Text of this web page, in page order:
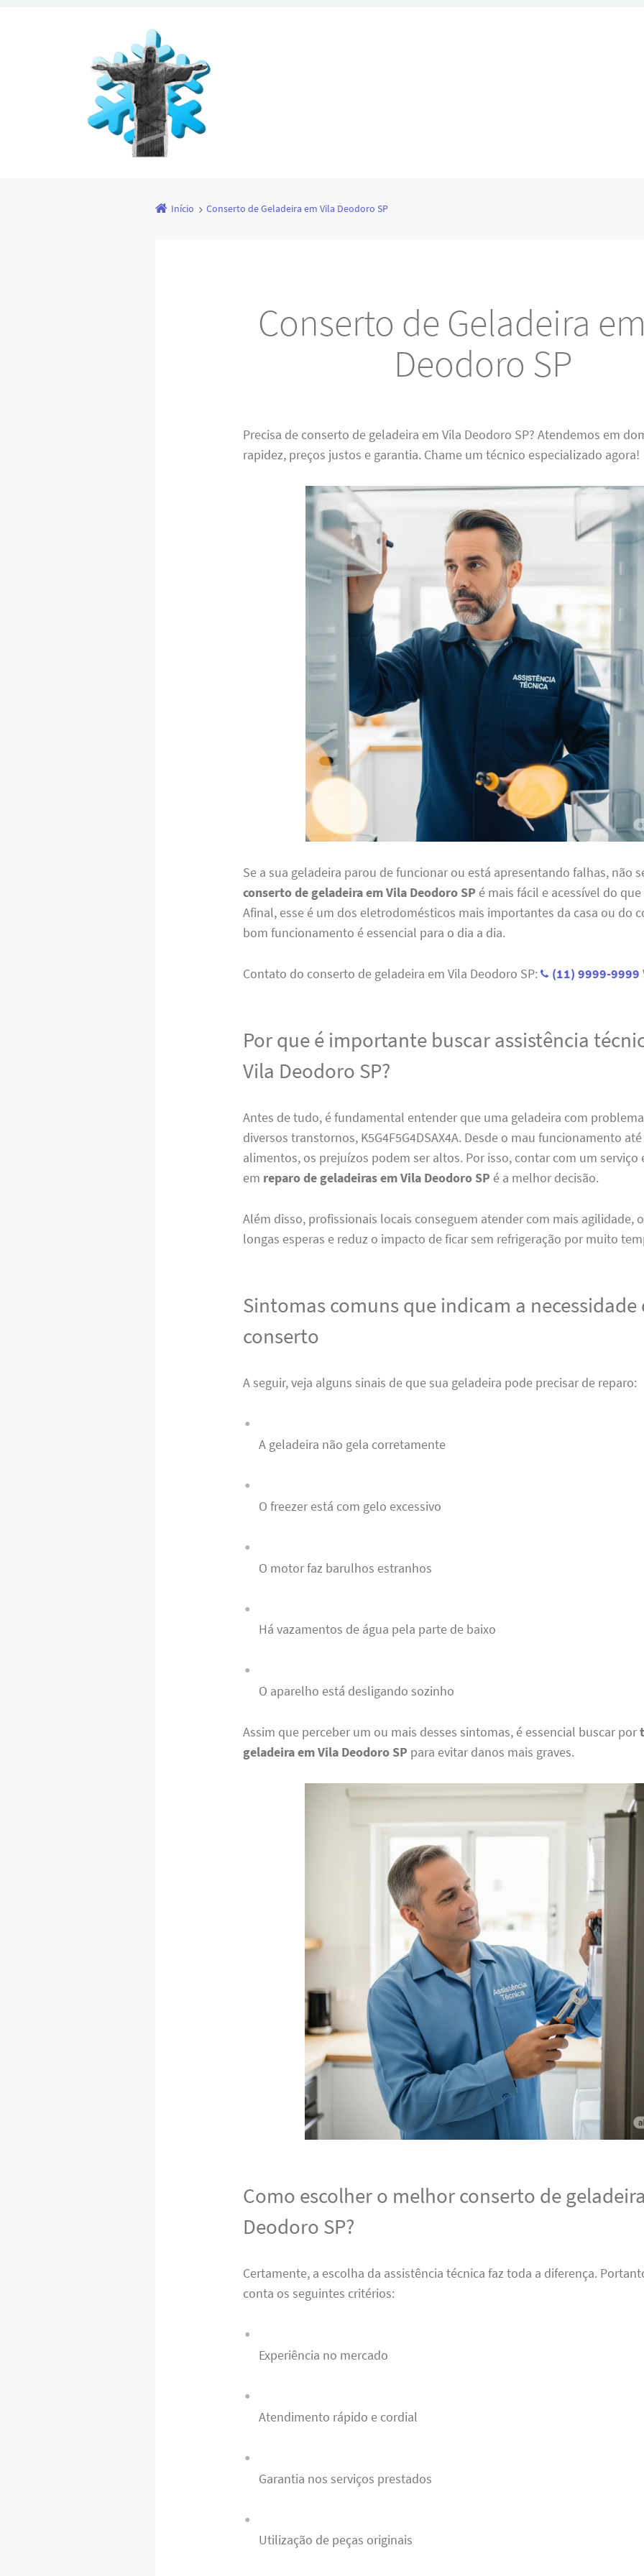
Início Conserto de Geladeira em Vila Deodoro SP
Conserto de Geladeira
Deodoro SP
Precisa de conserto de geladeira em Vila Deodoro SP? Atendemos em
rapidez, preços justos e garantia. Chame um técnico especializado agora!
Se a sua geladeira parou de funcionar ou está apresentando falhas, não
conserto de geladeira em Vila Deodoro SP é mais fácil e acessível do
Afinal, esse é um dos eletrodomésticos mais importantes da casa ou do
bom funcionamento é essencial para o dia a dia.
Contato do conserto de geladeira em Vila Deodoro SP: (11) 9999-9999
Por que é importante buscar assistência
Vila Deodoro SP?
Antes de tudo, é fundamental entender que uma geladeira com
diversos transtornos, K5G4F5G4DSAX4A. Desde o mau funcionamento
alimentos, os prejuízos podem ser altos. Por isso, contar com um serviço
em reparo de geladeiras em Vila Deodoro SP é a melhor decisão.
Além disso, profissionais locais conseguem atender com mais agilidade,
longas esperas e reduz o impacto de ficar sem refrigeração por muito
Sintomas comuns que indicam a necessidade
conserto
A seguir, veja alguns sinais de que sua geladeira pode precisar de reparo:
A geladeira não gela corretamente
O freezer está com gelo excessivo
O motor faz barulhos estranhos
Há vazamentos de água pela parte de baixo
O aparelho está desligando sozinho
Assim que perceber um ou mais desses sintomas, é essencial buscar por
geladeira em Vila Deodoro SP para evitar danos mais graves.
Como escolher o melhor conserto de
Deodoro SP?
Certamente, a escolha da assistência técnica faz toda a diferença.
conta os seguintes critérios:
Experiência no mercado
Atendimento rápido e cordial
Garantia nos serviços prestados
Utilização de peças originais